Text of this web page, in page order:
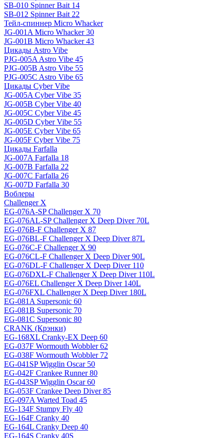
SB-010 Spinner Bait 14
SB-012 Spinner Bait 22
Тейл-спиннер Micro Whacker
JG-001A Micro Whacker 30
JG-001B Micro Whacker 43
Цикады Astro Vibe
PJG-005A Astro Vibe 45
PJG-005B Astro Vibe 55
PJG-005C Astro Vibe 65
Цикады Cyber Vibe
JG-005A Cyber Vibe 35
JG-005B Cyber Vibe 40
JG-005C Cyber Vibe 45
JG-005D Cyber Vibe 55
JG-005E Cyber Vibe 65
JG-005F Cyber Vibe 75
Цикады Farfalla
JG-007A Farfalla 18
JG-007B Farfalla 22
JG-007C Farfalla 26
JG-007D Farfalla 30
Воблеры
Challenger X
EG-076A-SP Challenger X 70
EG-076AL-SP Challenger X Deep Diver 70L
EG-076B-F Challenger X 87
EG-076BL-F Challenger X Deep Diver 87L
EG-076C-F Challenger X 90
EG-076CL-F Challenger X Deep Diver 90L
EG-076DL-F Challenger X Deep Diver 110
EG-076DXL-F Challenger X Deep Diver 110L
EG-076EL Challenger X Deep Diver 140L
EG-076FXL Challenger X Deep Diver 180L
EG-081A Supersonic 60
EG-081B Supersonic 70
EG-081C Supersonic 80
CRANK (Крэнки)
EG-168XL Cranky-EX Deep 60
EG-037F Wormouth Wobbler 62
EG-038F Wormouth Wobbler 72
EG-041SP Wigglin Oscar 50
EG-042F Crankee Runner 80
EG-043SP Wigglin Oscar 60
EG-053F Crankee Deep Diver 85
EG-097A Warted Toad 45
EG-134F Stumpy Fly 40
EG-164F Cranky 40
EG-164L Cranky Deep 40
EG-164S Cranky 40S